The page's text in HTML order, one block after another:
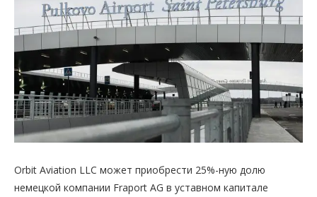
Orbit Aviation LLC может приобрести 25%-ную долю
немецкой компании Fraport AG в уставном капитале